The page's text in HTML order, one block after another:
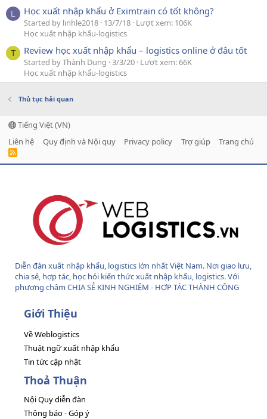
L Học xuất nhập khẩu ở Eximtrain có tốt không?
Started by linhle2018 13/7/18 Lượt xem: 106K
Học xuất nhập khẩu-logistics
T Review học xuất nhập khẩu – logistics online ở đâu tốt
Started by Thành Dung 3/3/20 Lượt xem: 66K
Học xuất nhập khẩu-logistics
Thủ tục hải quan
Tiếng Việt (VN)
Liên hệ
Quy định và Nội quy Privacy policy Trợ giúp Trang chủ
R
Diễn đàn xuất nhập khẩu, logistics lớn nhất Việt Nam. Nơi giao lưu,
chia sẻ, hợp tác, học hỏi kiến thức xuất nhập khẩu, logistics. Với
phương châm CHIA SẺ KINH NGHIỆM - HỢP TÁC THÀNH CÔNG
Giới Thiệu
Về Weblogistics
Thuật ngữ xuất nhập khẩu
Tin tức cập nhật
Thoả Thuận
Nội Quy diễn đàn
Thông báo - Góp ý